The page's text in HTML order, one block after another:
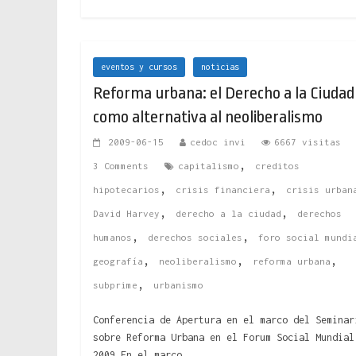
eventos y cursos noticias
Reforma urbana: el Derecho a la Ciudad
como alternativa al neoliberalismo
2009-06-15 cedoc invi 6667 visitas
3 Comments capitalismo , creditos
hipotecarios , crisis financiera , crisis
David Harvey , derecho a la ciudad , derechos
humanos , derechos sociales , foro social
geografía , neoliberalismo , reforma urbana ,
subprime , urbanismo
Conferencia de Apertura en el marco del
sobre Reforma Urbana en el Forum Social Mundial